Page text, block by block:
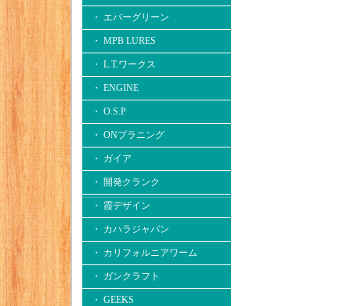
・ エバーグリーン
・ MPB LURES
・ L.T.ワークス
・ ENGINE
・ O.S.P
・ ONプラニング
・ ガイア
・ 開発クランク
・ 霞デザイン
・ カハラジャパン
・ カリフォルニアワーム
・ ガンクラフト
・ GEEKS